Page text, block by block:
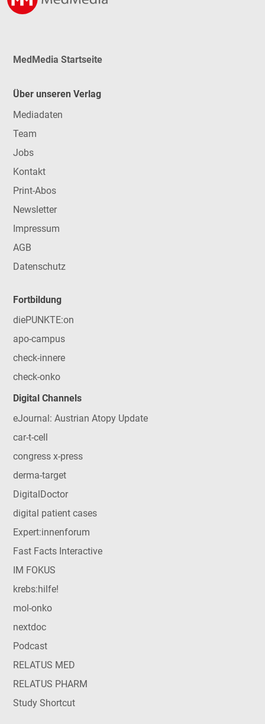
MedMedia Startseite
Über unseren Verlag
Mediadaten
Team
Jobs
Kontakt
Print-Abos
Newsletter
Impressum
AGB
Datenschutz
Fortbildung
diePUNKTE:on
apo-campus
check-innere
check-onko
Digital Channels
eJournal: Austrian Atopy Update
car-t-cell
congress x-press
derma-target
DigitalDoctor
digital patient cases
Expert:innenforum
Fast Facts Interactive
IM FOKUS
krebs:hilfe!
mol-onko
nextdoc
Podcast
RELATUS MED
RELATUS PHARM
Study Shortcut